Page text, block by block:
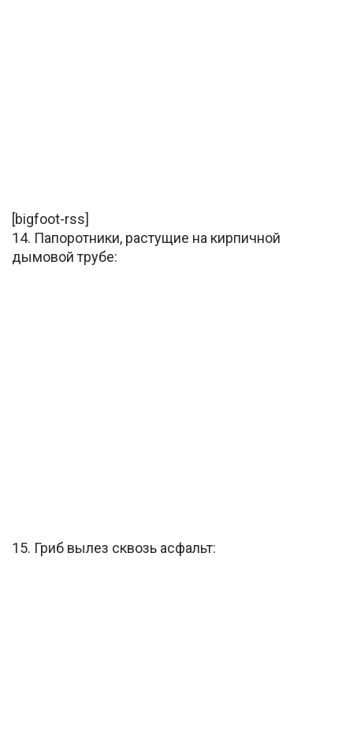
[bigfoot-rss]
14. Папоротники, растущие на кирпичной
дымовой трубе:
15. Гриб вылез сквозь асфальт: